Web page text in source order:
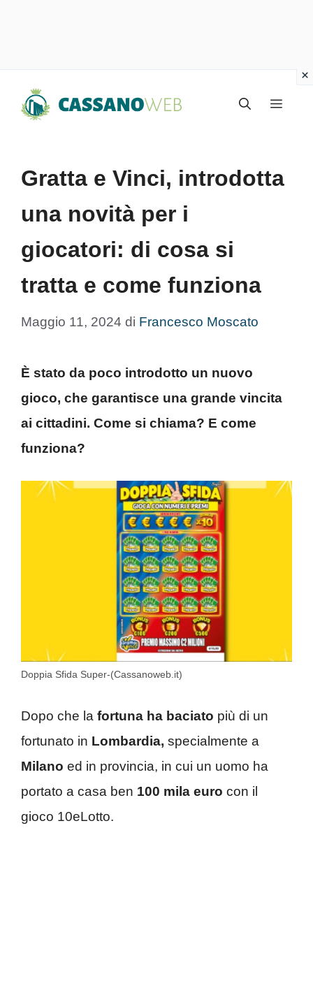
Menu
Gratta e Vinci, introdotta
una novità per i
giocatori: di cosa si
tratta e come funziona
Maggio 11, 2024 di Francesco Moscato
È stato da poco introdotto un nuovo
gioco, che garantisce una grande vincita
ai cittadini. Come si chiama? E come
funziona?
Doppia Sfida Super-(Cassanoweb.it)
Dopo che la fortuna ha baciato più di un
fortunato in Lombardia, specialmente a
Milano ed in provincia, in cui un uomo ha
portato a casa ben 100 mila euro con il
gioco 10eLotto.